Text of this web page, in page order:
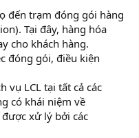
đến trạm đóng gói hàng
Tại đây, hàng hóa
cho khách hàng.
đóng gói, điều kiện
vụ LCL tại tất cả các
có khái niệm về
được xử lý bởi các